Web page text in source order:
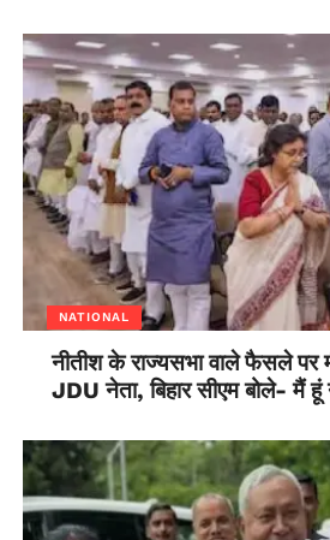
NATIONAL
नीतीश के राज्यसभा वाले फैसले पर
JDU नेता, बिहार सीएम बोले- मैं हूं